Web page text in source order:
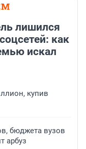
лишился
как
искал
купив
бюджета вузов
арбуз